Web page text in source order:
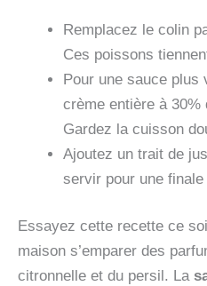
Remplacez le colin
Ces poissons
Pour une sauce plus
crème entière à 30%
Gardez la cuisson
Ajoutez un trait de
servir pour une
Essayez cette recette ce
maison s’emparer des
citronnelle et du persil. La